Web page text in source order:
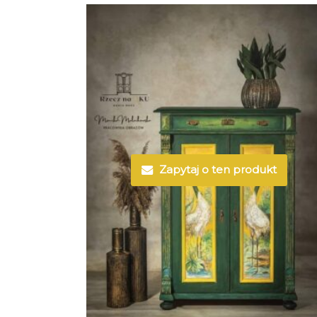
Zapytaj o ten produkt